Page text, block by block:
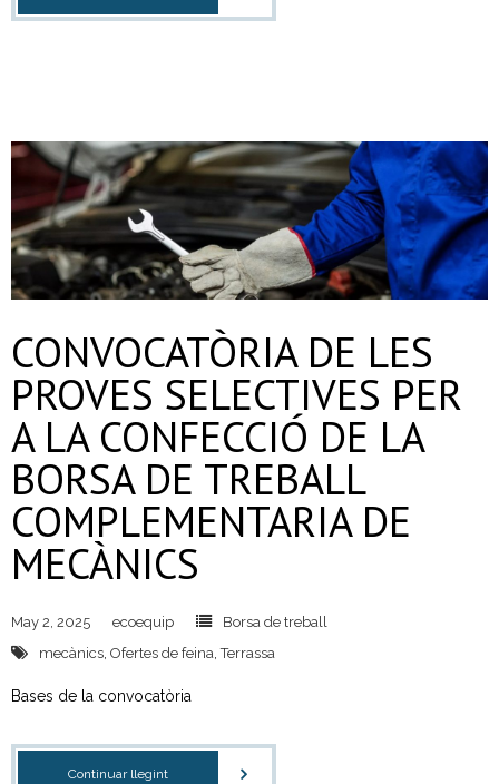
CONVOCATÒRIA DE LES
PROVES SELECTIVES PER
A LA CONFECCIÓ DE LA
BORSA DE TREBALL
COMPLEMENTARIA DE
MECÀNICS
May 2, 2025 ecoequip
Borsa de treball
mecànics, Ofertes de feina,Terrassa
Bases de la convocatòria
Continuar llegint